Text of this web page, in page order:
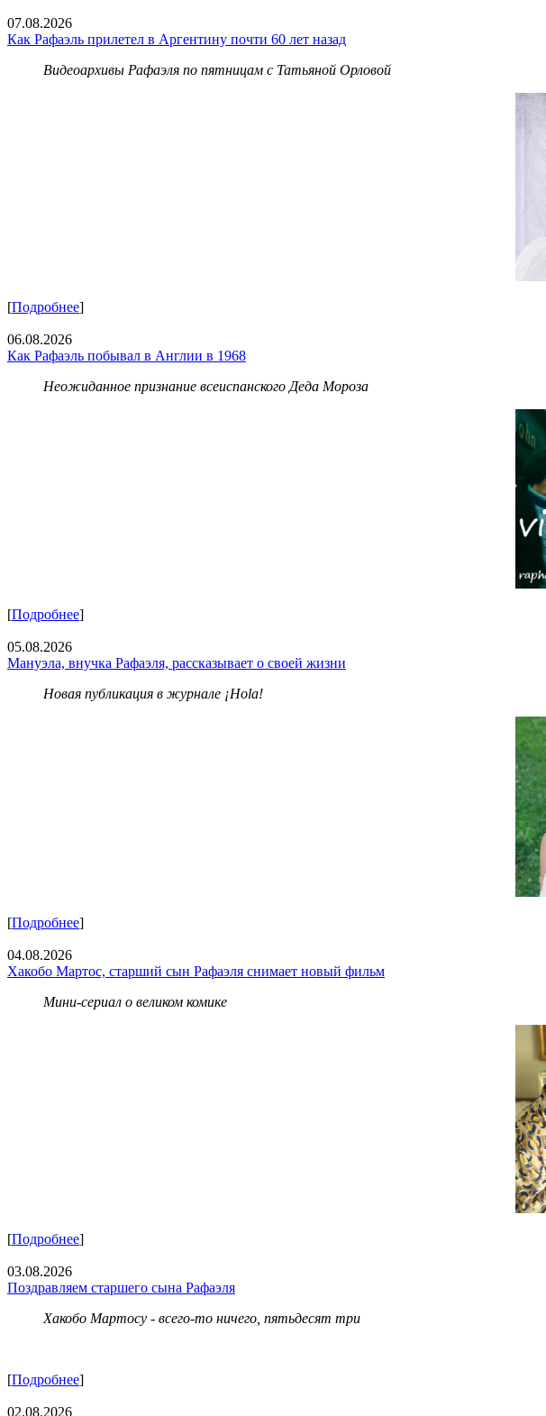
07.08.2026
Как Рафаэль прилетел в Аргентину почти 60 лет назад
Видеоархивы Рафаэля по пятницам с Татьяной Орловой
[Подробнее]
06.08.2026
Как Рафаэль побывал в Англии в 1968
Неожиданное признание всеиспанского Деда Мороза
[Подробнее]
05.08.2026
Мануэла, внучка Рафаэля, рассказывает о своей жизни
Новая публикация в журнале ¡Hola!
[Подробнее]
04.08.2026
Хакобо Мартос, старший сын Рафаэля снимает новый фильм
Мини-сериал о великом комике
[Подробнее]
03.08.2026
Поздравляем старшего сына Рафаэля
Хакобо Мартосу - всего-то ничего, пятьдесят три
[Подробнее]
02.08.2026